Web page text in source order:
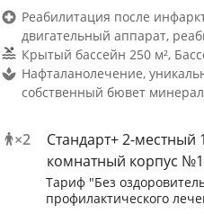
Реабилитация после
двигательный аппарат,
Крытый бассейн 250 м²,
Нафталанолечение,
собственный бювет
×2
Стандарт+ 2-местный
комнатный корпус
Тариф "Без
профилактического